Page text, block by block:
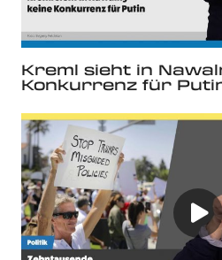
Kreml sieht in
Konkurrenz für